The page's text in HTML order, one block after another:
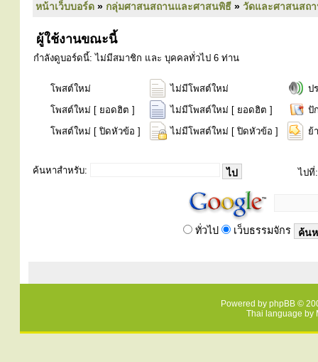
หน้าเว็บบอร์ด » กลุ่มศาสนสถานและศาสนพิธี » วัดและศาสนสถ
ผู้ใช้งานขณะนี้
กำลังดูบอร์ดนี้: ไม่มีสมาชิก และ บุคคลทั่วไป 6 ท่าน
โพสต์ใหม่ ไม่มีโพสต์ใหม่
ป
โพสต์ใหม่ [ ยอดฮิต ]
ไม่มีโพสต์ใหม่ [ ยอดฮิต ]
ปั
โพสต์ใหม่ [ ปิดหัวข้อ ]
ไม่มีโพสต์ใหม่ [ ปิดหัวข้อ ] ย้
ค้นหาสำหรับ: ไปที่:
ทั่วไป เว็บธรรมจักร
Powered by phpBB ©
Thai language by